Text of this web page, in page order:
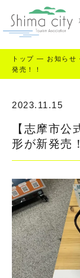
トップ — お知らせ
発売！！
2023.11.15
【志摩市公
形が新発売